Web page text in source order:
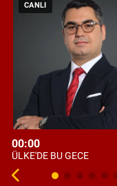
CANLI
00:00
ÜLKE'DE BU GECE